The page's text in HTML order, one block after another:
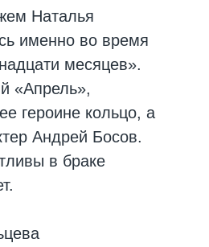
Наталья
именно во время
месяцев».
«Апрель»,
героине кольцо, а
Андрей Босов.
в браке